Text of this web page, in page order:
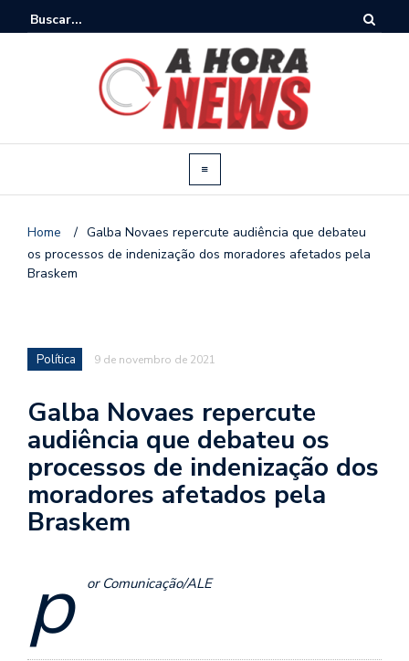
Home / Galba Novaes repercute audiência que debateu
os processos de indenização dos moradores afetados pela
Braskem
Política 9 de novembro de 2021
Galba Novaes repercute
audiência que debateu os
processos de indenização dos
moradores afetados pela
Braskem
p or Comunicação/ALE